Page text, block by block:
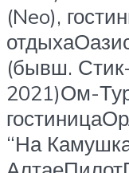
(Neo),
(бывш.
2021)Ом-
“На